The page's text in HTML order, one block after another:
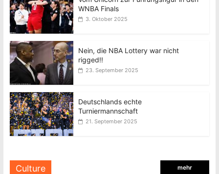
WNBA Finals
3. Oktober 2025
Nein, die NBA Lottery war nicht
rigged!!
23. September 2025
Deutschlands echte
Turniermannschaft
21. September 2025
Culture mehr